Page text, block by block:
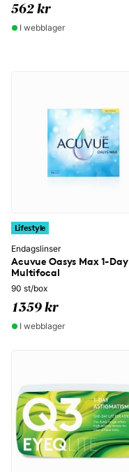
562 kr
I webblager
Lifestyle
Endagslinser
Acuvue Oasys Max 1-Day
Multifocal
90 st/box
1359 kr
I webblager